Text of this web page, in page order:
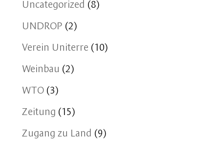
Uncategorized (8)
UNDROP (2)
Verein Uniterre (10)
Weinbau (2)
WTO(3)
Zeitung (15)
Zugang zu Land (9)